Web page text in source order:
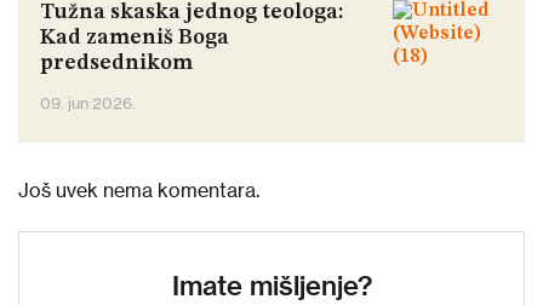
Tužna skaska jednog teologa:
Kad zameniš Boga
predsednikom
09. jun 2026.
Još uvek nema komentara.
Imate mišljenje?